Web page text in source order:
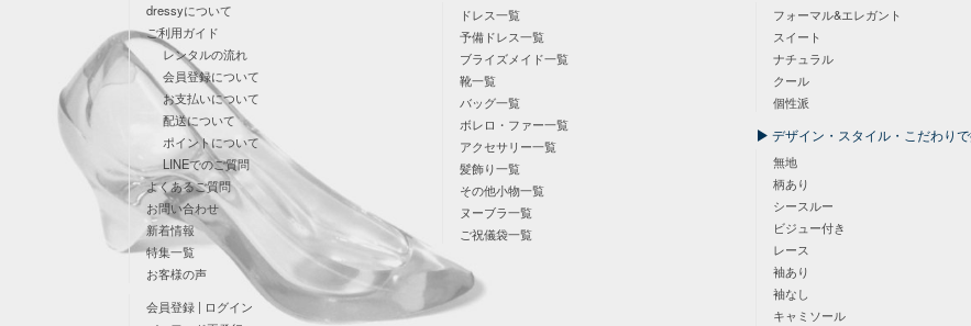
dressyについて
ご利用ガイド
レンタルの流れ
会員登録について
お支払いについて
配送について
ポイントについて
LINEでのご質問
よくあるご質問
お問い合わせ
新着情報
特集一覧
お客様の声
会員登録 | ログイン
ドレス一覧
予備ドレス一覧
ブライズメイド一覧
靴一覧
バッグ一覧
ボレロ・ファー一覧
アクセサリー一覧
髪飾り一覧
その他小物一覧
ヌーブラ一覧
ご祝儀袋一覧
フォーマル&エレガント
スイート
ナチュラル
クール
個性派
デザイン・スタイル・こだわり
無地
柄あり
シースルー
ビジュー付き
レース
袖あり
袖なし
キャミソール